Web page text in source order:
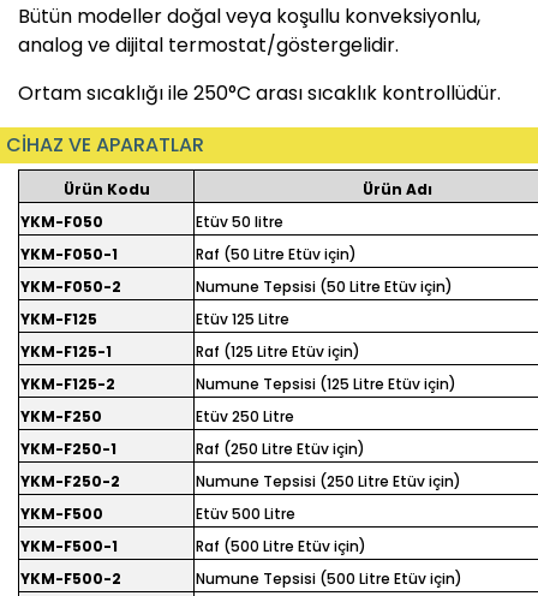
Bütün modeller doğal veya koşullu konveksiyonlu,
analog ve dijital termostat/göstergelidir.
Ortam sıcaklığı ile 250°C arası sıcaklık kontrollüdür.
CİHAZ VE APARATLAR
Ürün Kodu
Ürün Adı
YKM-F050
Etüv 50 litre
YKM-F050-1
Raf (50 Litre Etüv için)
YKM-F050-2
Numune Tepsisi (50 Litre Etüv için)
YKM-F125
Etüv 125 Litre
YKM-F125-1
Raf (125 Litre Etüv için)
YKM-F125-2
Numune Tepsisi (125 Litre Etüv için)
YKM-F250
Etüv 250 Litre
YKM-F250-1
Raf (250 Litre Etüv için)
YKM-F250-2
Numune Tepsisi (250 Litre Etüv için)
YKM-F500
Etüv 500 Litre
YKM-F500-1
Raf (500 Litre Etüv için)
YKM-F500-2
Numune Tepsisi (500 Litre Etüv için)